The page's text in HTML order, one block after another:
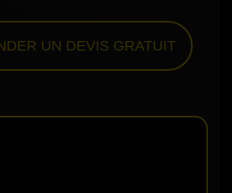
UN DEVIS GRATUIT